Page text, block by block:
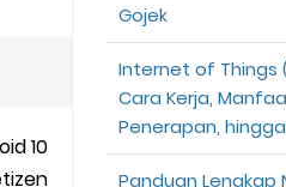
10
Gojek
Internet of Things
Cara Kerja,
Penerapan,
Panduan Lengkap